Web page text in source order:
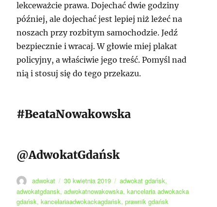
lekceważcie prawa. Dojechać dwie godziny
później, ale dojechać jest lepiej niż leżeć na
noszach przy rozbitym samochodzie. Jedź
bezpiecznie i wracaj. W głowie miej plakat
policyjny, a właściwie jego treść. Pomyśl nad
nią i stosuj się do tego przekazu.
#BeataNowakowska
@AdwokatGdańsk
Autor
adwokat
Data
publikacji
30 kwietnia 2019 Tagi
adwokat gdańsk,
adwokatgdansk,adwokatnowakowska,kancelaria adwokacka
gdańsk,kancelariaadwokackagdańsk,prawnik gdańsk